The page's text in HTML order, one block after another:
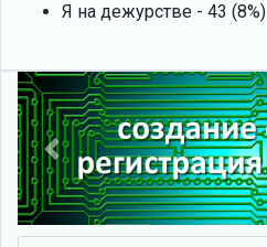
Я на дежурстве - 43 (8%)
Previous